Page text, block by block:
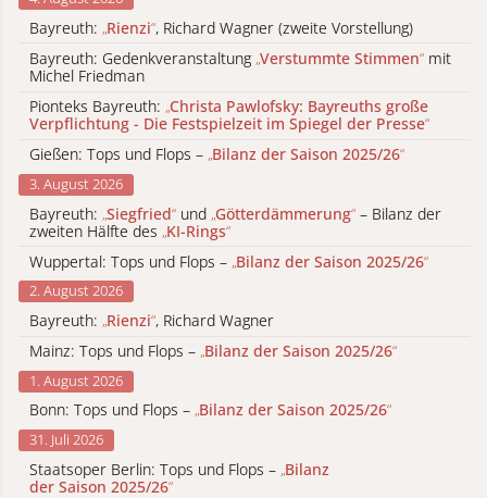
Bayreuth: „Rienzi“, Richard Wagner (zweite Vorstellung)
Bayreuth: Gedenkveranstaltung „Verstummte Stimmen“ mit
Michel Friedman
Pionteks Bayreuth: „Christa Pawlofsky: Bayreuths große
Verpflichtung - Die Festspielzeit im Spiegel der Presse“
Gießen: Tops und Flops – „Bilanz der Saison 2025/26“
3. August 2026
Bayreuth: „Siegfried“ und „Götterdämmerung“ – Bilanz der
zweiten Hälfte des „KI-Rings“
Wuppertal: Tops und Flops – „Bilanz der Saison 2025/26“
2. August 2026
Bayreuth: „Rienzi“, Richard Wagner
Mainz: Tops und Flops – „Bilanz der Saison 2025/26“
1. August 2026
Bonn: Tops und Flops – „Bilanz der Saison 2025/26“
31. Juli 2026
Staatsoper Berlin: Tops und Flops – „Bilanz
der Saison 2025/26“